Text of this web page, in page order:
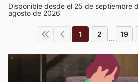
Disponible desde el 25 de septiembre
agosto de 2026
1 2 ... 19